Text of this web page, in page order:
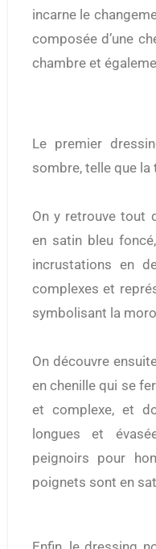
incarne le
composée d’une
chambre et
Le premier dressing fait écho à une humeur
sombre, telle que
On y retrouve tout
en satin bleu
incrustations en
complexes et
symbolisant la
On découvre
en chenille qui se
et complexe, et
longues et
peignoirs pour
poignets sont en